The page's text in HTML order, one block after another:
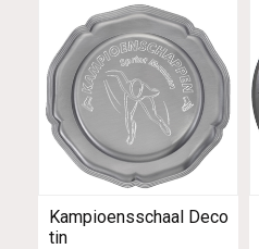
Kampioensschaal Deco
tin